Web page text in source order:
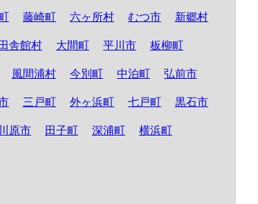
藤崎町 六ヶ所村 むつ市 新郷村
田舎館村 大間町 平川市 板柳町
風間浦村 今別町 中泊町 弘前市
三戸町 外ヶ浜町 七戸町 黒石市
原市 田子町 深浦町 横浜町